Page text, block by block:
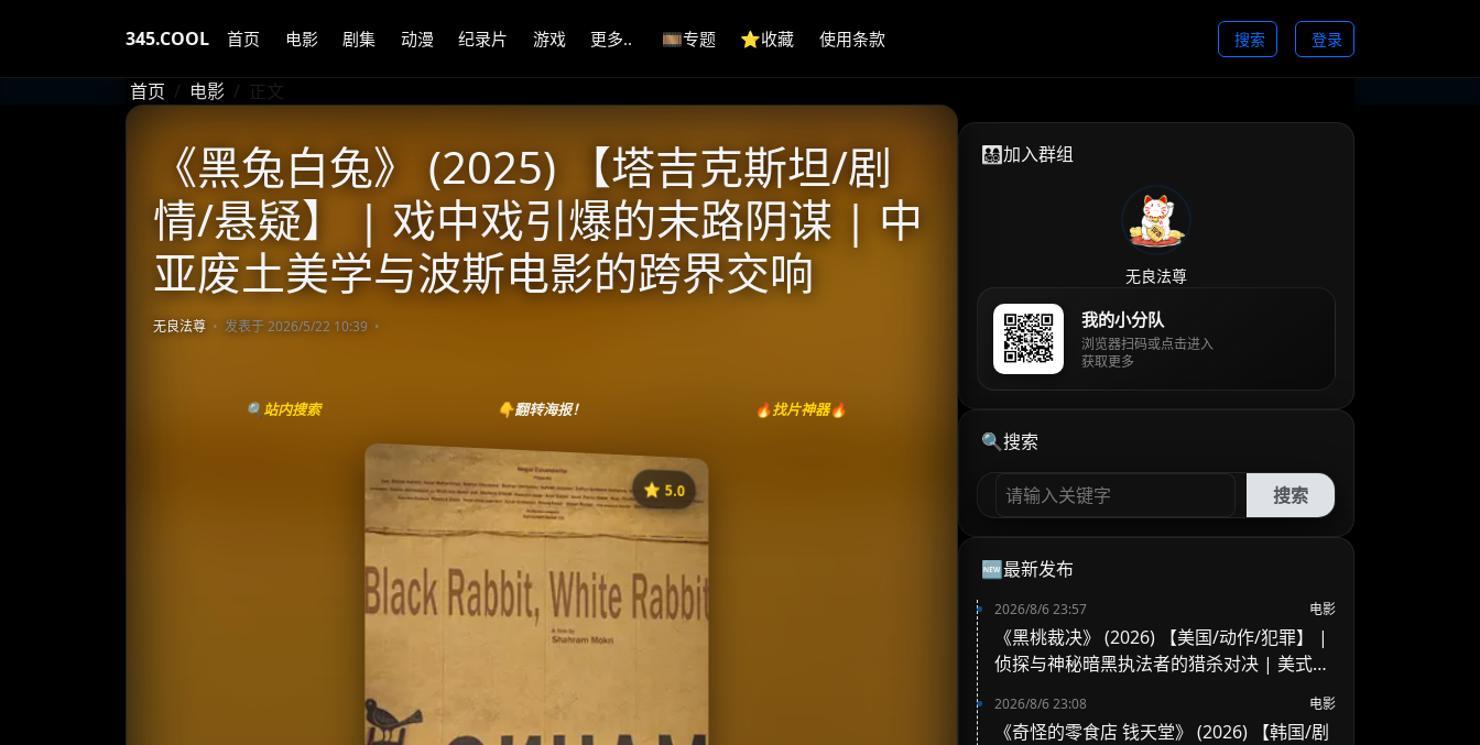
345.COOL 首页 电影 剧集 动漫 纪录片 游戏 更多.. 🎞️专题 ⭐️收藏 使用条款 搜索 登录
首页 电影 正文
《黑兔白兔》 (2025) 【塔吉克斯坦/剧
情/悬疑】 | 戏中戏引爆的末路阴谋 | 中
亚废土美学与波斯电影的跨界交响
无良法尊 发表于 2026/5/22 10:39
🔍站内搜索 👇翻转海报！ 🔥找片神器🔥
⭐️ 5.0
《黑兔白兔》
⭐
收藏
⭐️ 评分：5.0 | 🎬 2025年
夸克网盘
👨‍👩‍👧‍👦加入群组
无良法尊
我的小分队
浏览器扫码或点击进入
获取更多
🔍搜索
搜索
🆕最新发布
2026/8/6 23:57 电影
《黑桃裁决》 (2026) 【美国/动作/犯罪】 |
侦探与神秘暗黑执法者的猎杀对决 | 美式B
2026/8/6 23:08 电影
《奇怪的零食店 钱天堂》 (2026) 【韩国/剧